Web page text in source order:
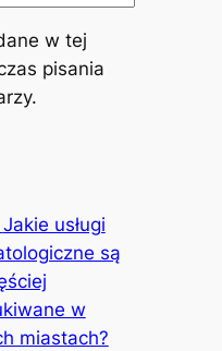
w tej
pisania
Jakie usługi
są
w
miastach?